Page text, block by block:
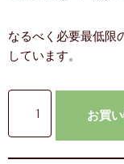
なるべく必要最低限
しています。
お買